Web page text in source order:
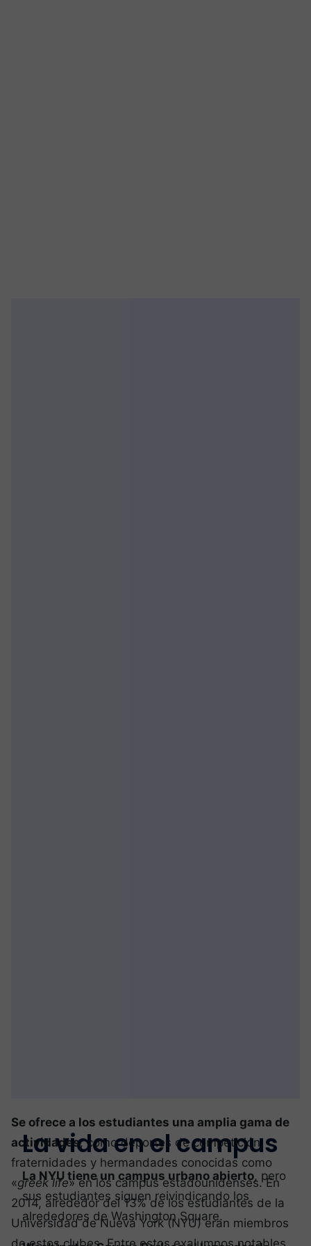
La vida en el campus
La NYU tiene un campus urbano abierto, pero
sus estudiantes siguen reivindicando los
alrededores de Washington Square.
Se ofrece a los estudiantes una amplia gama de
actividades, como deportes de competición,
fraternidades y hermandades conocidas como
«greek life» en los campus estadounidenses. En
2014, alrededor del 13% de los estudiantes de la
Universidad de Nueva York (NYU) eran miembros